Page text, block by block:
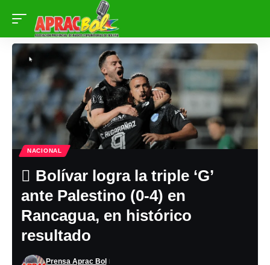
NACIONAL
Bolívar logra la triple ‘G’
ante Palestino (0-4) en
Rancagua, en histórico
resultado
Prensa Aprac Bol